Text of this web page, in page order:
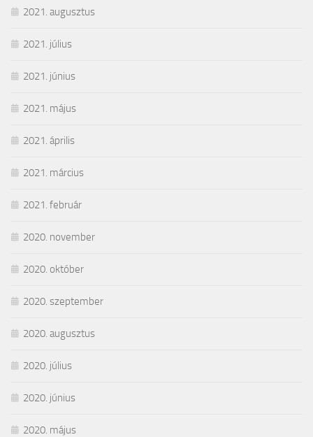
2021. augusztus
2021. július
2021. június
2021. május
2021. április
2021. március
2021. február
2020. november
2020. október
2020. szeptember
2020. augusztus
2020. július
2020. június
2020. május